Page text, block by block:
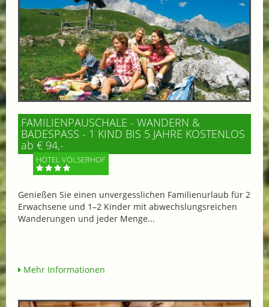
FAMILIENPAUSCHALE - WANDERN &
BADESPASS - 1 KIND BIS 5 JAHRE KOSTENLOS
ab € 94,-
HOTEL VÖLSERHOF
Genießen Sie einen unvergesslichen Familienurlaub für 2
Erwachsene und 1–2 Kinder mit abwechslungsreichen
Wanderungen und jeder Menge...
Mehr Informationen